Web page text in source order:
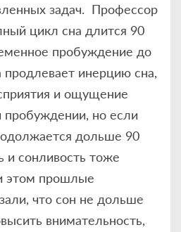
задач. Профессор
цикл сна длится 90
пробуждение до
продлевает инерцию сна,
и ощущение
пробуждении, но если
дольше 90
и сонливость тоже
этом прошлые
что сон не дольше
внимательность,